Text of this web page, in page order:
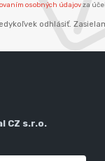
osobných údajovza
odhlásiť.
CZ s.r.o.